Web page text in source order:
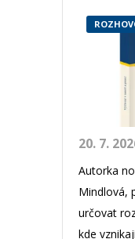
20. 7.
Autorka
Mindlová,
určovat
kde